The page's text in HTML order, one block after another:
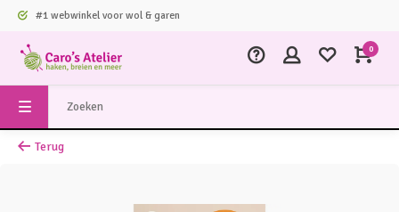
#1 webwinkel voor wol & garen
0
Terug